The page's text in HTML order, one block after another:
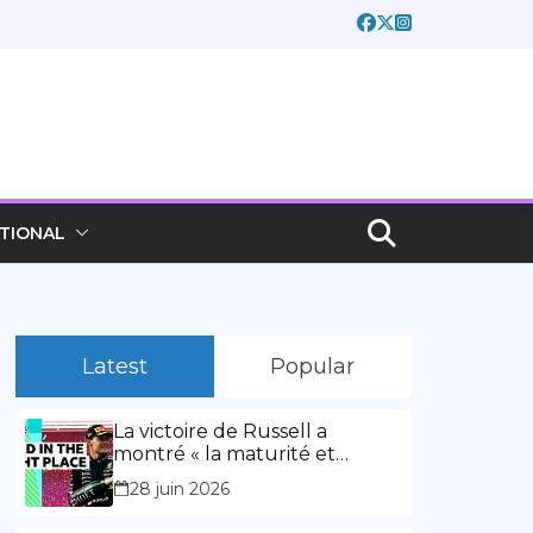
Latest Popular
La victoire de Russell a
montré « la maturité et
l’expérience » Vidéo,
00:02:03La victoire de Russell
28 juin 2026